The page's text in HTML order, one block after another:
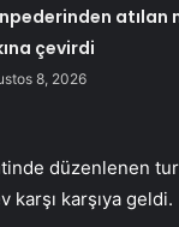
atılan
çevirdi
8, 2026
düzenlenen
karşı karşıya geldi.